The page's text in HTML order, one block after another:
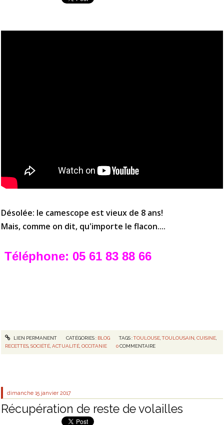
Désolée: le camescope est vieux de 8 ans!
Mais, comme on dit, qu'importe le flacon....
Téléphone: 05 61 83 88 66
LIEN PERMANENT CATÉGORIES : BLOG TAGS :TOULOUSE ,TOULOUSAIN ,CUISINE
RECETTES ,SOCIÉTÉ ,ACTUALITÉ ,OCCITANIE 0 COMMENTAIRE
dimanche 15 janvier 2017
Récupération de reste de volailles